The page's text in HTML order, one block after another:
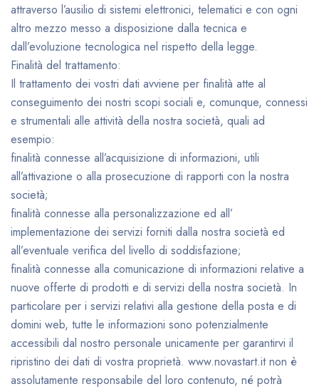
attraverso l’ausilio di sistemi elettronici, telematici e con ogni
altro mezzo messo a disposizione dalla tecnica e
dall’evoluzione tecnologica nel rispetto della legge.
Finalità del trattamento:
Il trattamento dei vostri dati avviene per finalità atte al
conseguimento dei nostri scopi sociali e, comunque, connessi
e strumentali alle attività della nostra società, quali ad
esempio:
finalità connesse all’acquisizione di informazioni, utili
all’attivazione o alla prosecuzione di rapporti con la nostra
società;
finalità connesse alla personalizzazione ed all’
implementazione dei servizi forniti dalla nostra società ed
all’eventuale verifica del livello di soddisfazione;
finalità connesse alla comunicazione di informazioni relative a
nuove offerte di prodotti e di servizi della nostra società. In
particolare per i servizi relativi alla gestione della posta e di
domini web, tutte le informazioni sono potenzialmente
accessibili dal nostro personale unicamente per garantirvi il
ripristino dei dati di vostra proprietà. www.novastart.it non è
assolutamente responsabile del loro contenuto, né potrà